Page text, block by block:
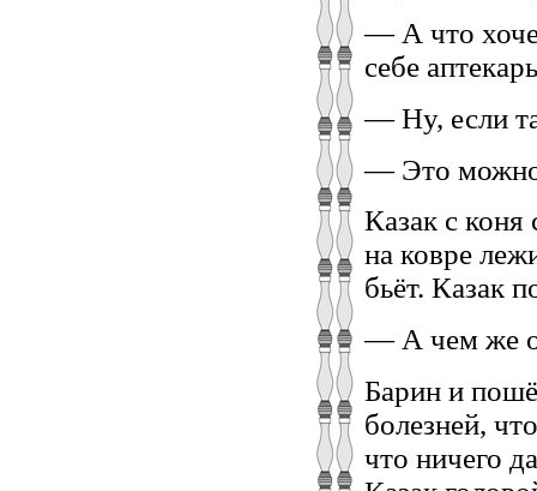
— А что
себе
— Ну, если
— Это
Казак с коня
на ковре
бьёт. Казак
— А чем же
Барин и
болезней,
что ничего